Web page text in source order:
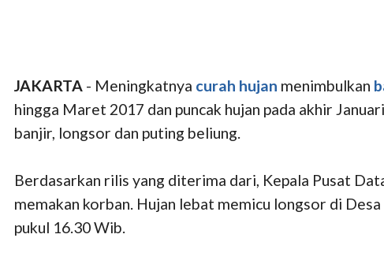
JAKARTA - Meningkatnya curah hujan menimbulkan
hingga Maret 2017 dan puncak hujan pada akhir
banjir, longsor dan puting beliung.
Berdasarkan rilis yang diterima dari, Kepala Pusat
memakan korban. Hujan lebat memicu longsor di
pukul 16.30 Wib.